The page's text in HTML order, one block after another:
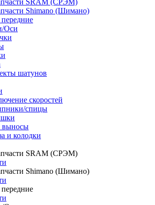
SRAM (СРЭМ)
Shimano (Шимано)
Оси
шатунов
скоростей
спицы
выносы
и колодки
SRAM (СРЭМ)
Shimano (Шимано)